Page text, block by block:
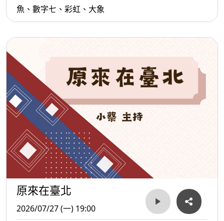
魚、數字七、彩虹、大象
原來在臺北
2026/07/27 (一) 19:00